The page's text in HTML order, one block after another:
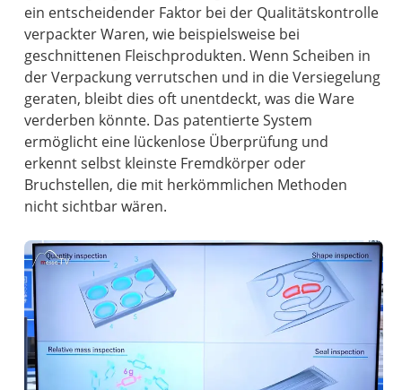
ein entscheidender Faktor bei der Qualitätskontrolle
verpackter Waren, wie beispielsweise bei
geschnittenen Fleischprodukten. Wenn Scheiben in
der Verpackung verrutschen und in die Versiegelung
geraten, bleibt dies oft unentdeckt, was die Ware
verderben könnte. Das patentierte System
ermöglicht eine lückenlose Überprüfung und
erkennt selbst kleinste Fremdkörper oder
Bruchstellen, die mit herkömmlichen Methoden
nicht sichtbar wären.